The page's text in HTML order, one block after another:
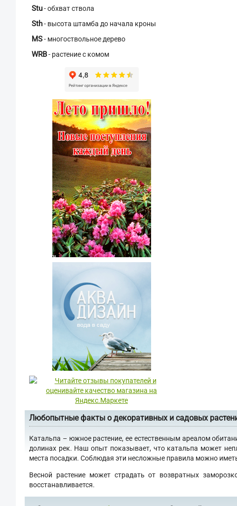
Stu- обхват ствола
Sth- высота штамба до начала кроны
MS- многоствольное дерево
WRB- растение с комом
Любопытные факты о декоративных и садовых
Катальпа – южное растение, ее естественным ареалом
долинах рек. Наш опыт показывает, что катальпа может
места посадки. Соблюдая эти несложные правила можно
Весной растение может страдать от возвратных
восстанавливается.